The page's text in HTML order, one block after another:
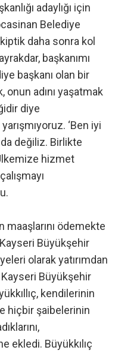
adaylığı için
Belediye
daha sonra kol
başkanımı
başkanı olan bir
onun adını yaşatmak
diye
‘Ben iyi
değiliz. Birlikte
hizmet
maaşlarını ödemekte
Büyükşehir
olarak yatırımdan
Kayseri Büyükşehir
kendilerinin
hiçbir şaibelerinin
ekledi. Büyükkılıç